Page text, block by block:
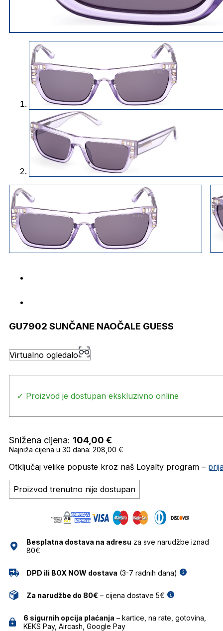
GU7902 SUNČANE NAOČALE GUESS
Virtualno ogledalo
✓ Proizvod je dostupan ekskluzivno online
Snižena cijena: 104,00 €
Najniža cijena u 30 dana: 208,00 €
Otključaj velike popuste kroz naš Loyalty program –
Proizvod trenutno nije dostupan
Besplatna dostava na adresu za sve narudžbe iznad
80€
DPD ili BOX NOW dostava (3-7 radnih dana)
Za narudžbe do 80€ – cijena dostave 5€
6 sigurnih opcija plaćanja – kartice, na rate, gotovina,
KEKS Pay, Aircash, Google Pay